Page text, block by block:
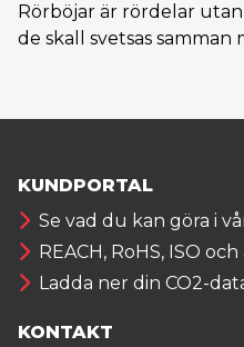
Rörböjar är rördelar
de skall svetsas samman
KUNDPORTAL
Se vad du kan göra i
REACH, RoHS, ISO
Ladda ner din CO2-
KONTAKT